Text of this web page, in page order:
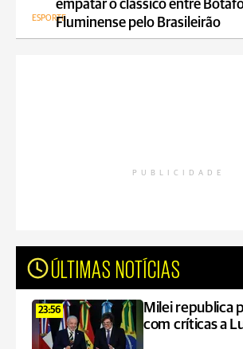
empatar o clássico entre
Fluminense pelo Brasileirão
ESPORTE
PUBLICIDADE
ÚLTIMAS NOTÍCIAS
23:56
Milei republica
com críticas a